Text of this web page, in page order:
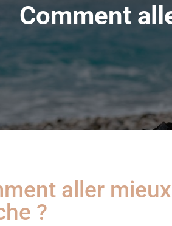
Comment
aller
?